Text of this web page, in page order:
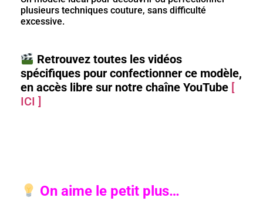
plusieurs techniques couture, sans difficulté
excessive.
Retrouvez toutes les vidéos
spécifiques pour confectionner ce modèle,
en accès libre sur notre chaîne YouTube [
ICI ]
On aime le petit plus…